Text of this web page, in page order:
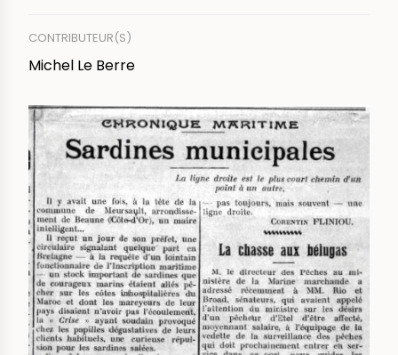
CONTRIBUTEUR(S)
Michel Le Berre
IMAGE